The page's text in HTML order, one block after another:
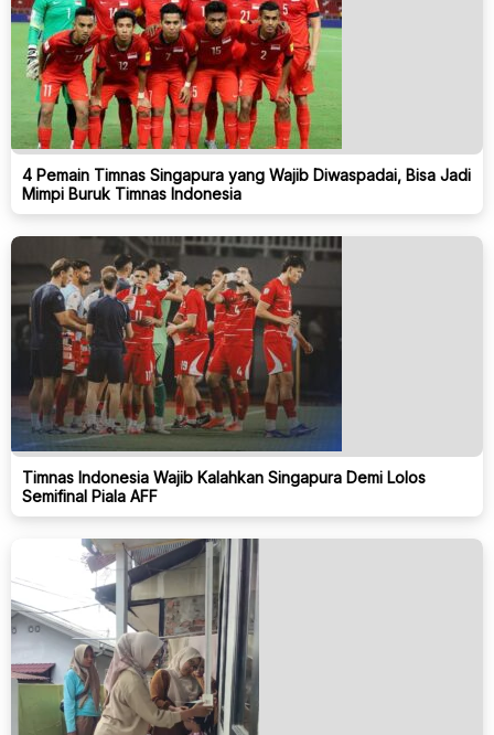
4 Pemain Timnas Singapura yang Wajib Diwaspadai, Bisa Jadi
Mimpi Buruk Timnas Indonesia
Timnas Indonesia Wajib Kalahkan Singapura Demi Lolos
Semifinal Piala AFF